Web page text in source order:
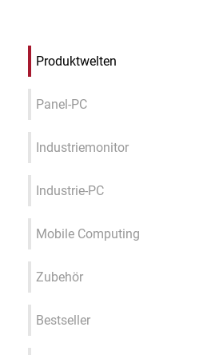
Produktwelten
Panel-PC
Industriemonitor
Industrie-PC
Mobile Computing
Zubehör
Bestseller